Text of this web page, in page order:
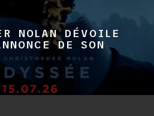
NOLAN DÉVOILE
DE SON